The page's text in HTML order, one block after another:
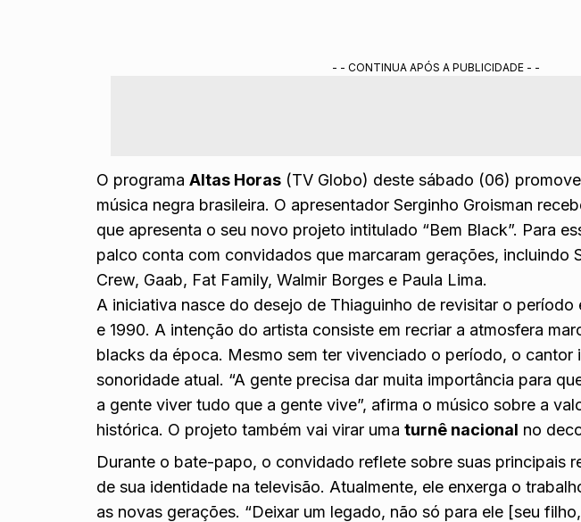
- - CONTINUA APÓS A PUBLICIDADE - -
O programaAltas Horas (TV Globo) deste sábado (06)
música negra brasileira. O apresentadorSerginho Groisman
que apresenta o seu novo projeto intitulado “Bem Black”. Para
palco conta com convidados que marcaram gerações, incluindo
Crew, Gaab, Fat Family, Walmir Borges e Paula Lima.
A iniciativa nasce do desejo de Thiaguinho de revisitar o período
e 1990. A intenção do artista consiste em recriar a atmosfera
blacks da época. Mesmo sem ter vivenciado o período, o cantor
sonoridade atual. “A gente precisa dar muita importância para
a gente viver tudo que a gente vive”, afirma o músico sobre a
histórica. O projeto também vai virar umaturnê nacional no
Durante o bate-papo, o convidado reflete sobre suas principais
de sua identidade na televisão. Atualmente, ele enxerga o
as novas gerações. “Deixar um legado, não só para ele [seu